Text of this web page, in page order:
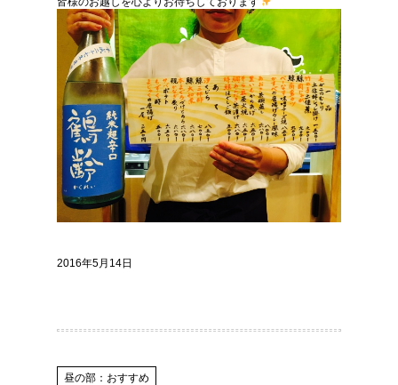
2016年5月14日
昼の部：おすすめ